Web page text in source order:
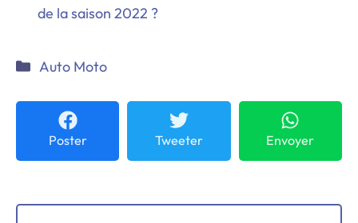
de la saison 2022 ?
Catégories
Auto Moto
Poster Tweeter Envoyer